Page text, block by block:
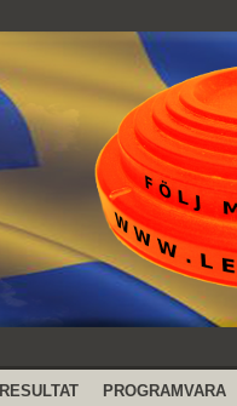
RESULTAT PROGRAMVARA